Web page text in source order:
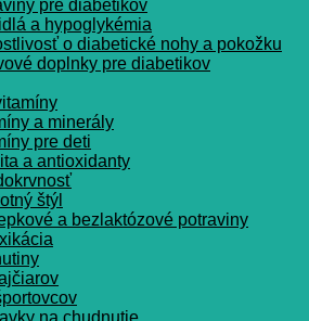
pre diabetikov
a hypoglykémia
o diabetické nohy a pokožku
doplnky pre diabetikov
a minerály
pre deti
a antioxidanty
štýl
a bezlaktózové potraviny
na chudnutie